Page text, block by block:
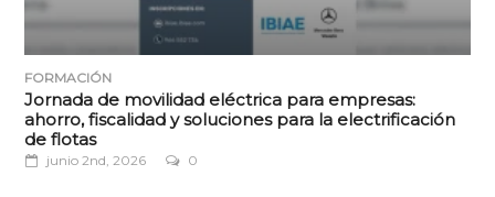
FORMACIÓN
Jornada de movilidad eléctrica para empresas:
ahorro, fiscalidad y soluciones para la electrificación
de flotas
junio 2nd, 2026 0